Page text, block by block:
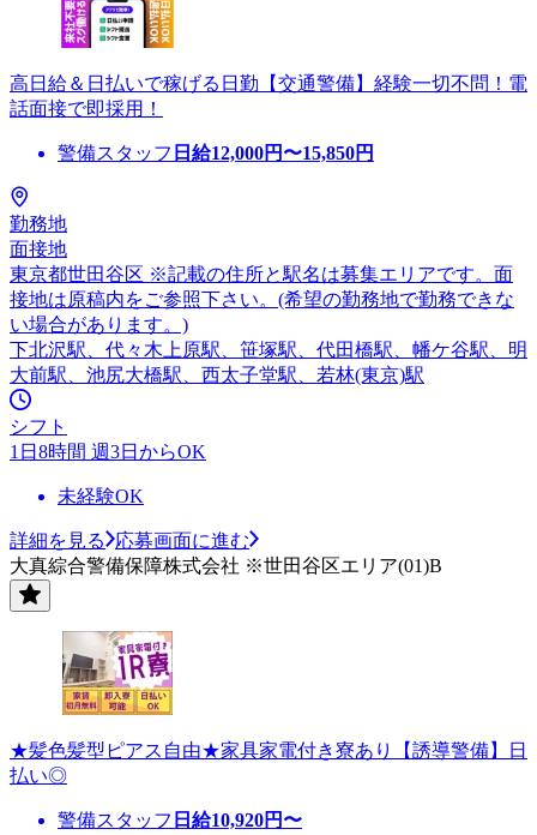
高日給＆日払いで稼げる日勤【交通警備】経験一切不問！電
話面接で即採用！
警備スタッフ 日給12,000円〜15,850円
勤務地
面接地
東京都世田谷区 ※記載の住所と駅名は募集エリアです。面
接地は原稿内をご参照下さい。(希望の勤務地で勤務できな
い場合があります。)
下北沢駅、代々木上原駅、笹塚駅、代田橋駅、幡ケ谷駅、明
大前駅、池尻大橋駅、西太子堂駅、若林(東京)駅
シフト
1日8時間 週3日からOK
未経験OK
詳細を見る
応募画面に進む
大真綜合警備保障株式会社 ※世田谷区エリア(01)B
★髪色髪型ピアス自由★家具家電付き寮あり【誘導警備】日
払い◎
警備スタッフ 日給10,920円〜